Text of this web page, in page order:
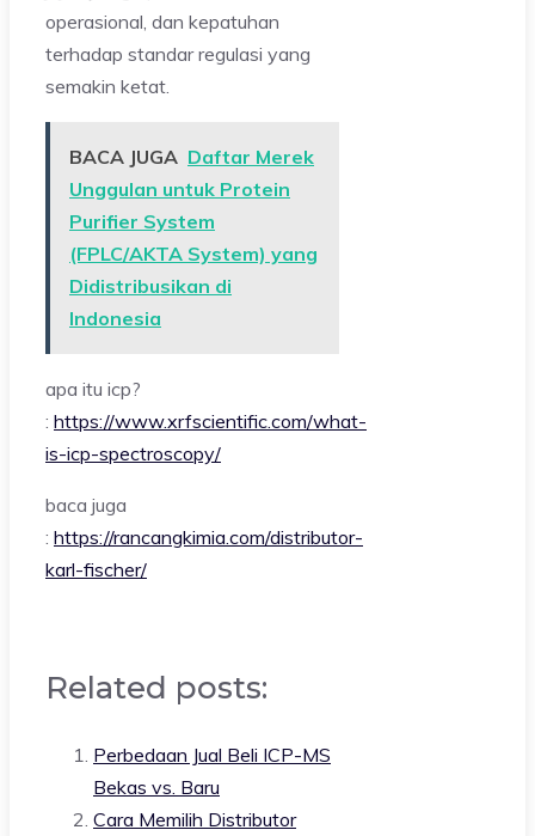
operasional, dan kepatuhan
terhadap standar regulasi yang
semakin ketat.
BACA JUGA Daftar Merek
Unggulan untuk Protein
Purifier System
(FPLC/AKTA System) yang
Didistribusikan di
Indonesia
apa itu icp?
: https://www.xrfscientific.com/what-
is-icp-spectroscopy/
baca juga
: https://rancangkimia.com/distributor-
karl-fischer/
Related posts:
Perbedaan Jual Beli ICP-MS
Bekas vs. Baru
Cara Memilih Distributor